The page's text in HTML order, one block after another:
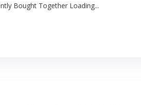
Bought Together Loading...